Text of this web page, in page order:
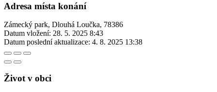
Adresa místa konání
Zámecký park, Dlouhá Loučka, 78386
Datum vložení: 28. 5. 2025 8:43
Datum poslední aktualizace: 4. 8. 2025 13:38
Život v obci